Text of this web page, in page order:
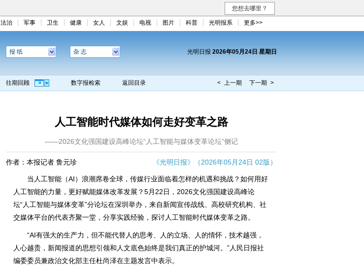
您想去哪里？
法治 军事 卫生 健康 女人 文娱 电视 图片 科普 光明报系 更多>>
报 纸 杂 志 光明日报 2026年05月24日 星期日
往期回顾 数字报检索 返回目录 < 上一期 下一期 >
人工智能时代媒体如何走好变革之路
——2026文化强国建设高峰论坛“人工智能与媒体变革论坛”侧记
作者：本报记者 鲁元珍 《光明日报》（2026年05月24日 02版）
当人工智能（AI）浪潮席卷全球，传媒行业面临着怎样的机遇和挑战？如何用好
人工智能的力量，更好赋能媒体改革发展？5月22日，2026文化强国建设高峰论
坛“人工智能与媒体变革”分论坛在深圳举办，来自新闻宣传战线、高校研究机构、社
交媒体平台的代表齐聚一堂，分享实践经验，探讨人工智能时代媒体变革之路。
“AI有强大的生产力，但不能代替人的思考、人的立场、人的情怀，技术越强，
人心越贵，新闻报道的思想引领和人文底色始终是我们真正的护城河。”人民日报社
编委委员兼政治文化部主任杜尚泽在主题发言中表示。